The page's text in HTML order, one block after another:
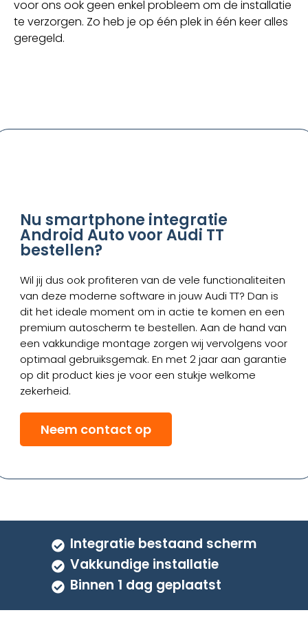
voor ons ook geen enkel probleem om de installatie
te verzorgen. Zo heb je op één plek in één keer alles
geregeld.
Nu smartphone integratie
Android Auto voor Audi TT
bestellen?
Wil jij dus ook profiteren van de vele functionaliteiten
van deze moderne software in jouw Audi TT? Dan is
dit het ideale moment om in actie te komen en een
premium autoscherm te bestellen. Aan de hand van
een vakkundige montage zorgen wij vervolgens voor
optimaal gebruiksgemak. En met 2 jaar aan garantie
op dit product kies je voor een stukje welkome
zekerheid.
Neem contact op
Integratie bestaand scherm
Vakkundige installatie
Binnen 1 dag geplaatst